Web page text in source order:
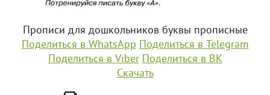
Прописи для дошкольников буквы прописные
Поделиться в WhatsApp Поделиться в Telegram
Поделиться в Viber Поделиться в ВК
Скачать